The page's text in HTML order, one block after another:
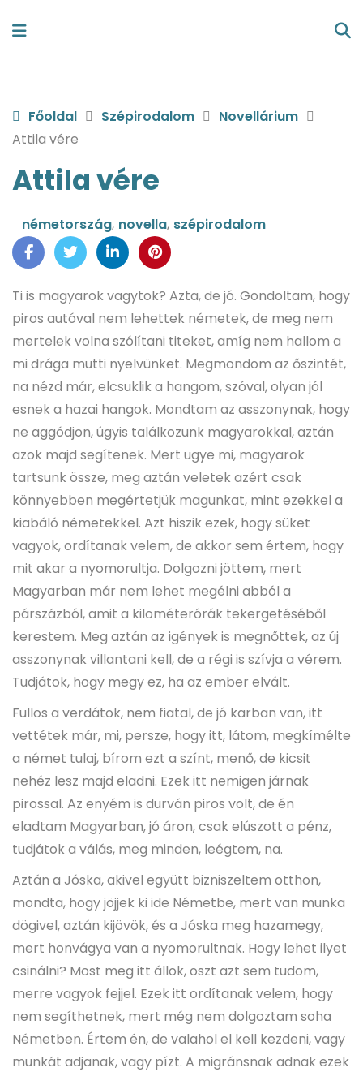
Főoldal Szépirodalom
Novellárium
Attila vére
Attila vére
németország, novella, szépirodalom
Ti is magyarok vagytok? Azta, de jó. Gondoltam, hogy
piros autóval nem lehettek németek, de meg nem
mertelek volna szólítani titeket, amíg nem hallom a
mi drága mutti nyelvünket. Megmondom az őszintét,
na nézd már, elcsuklik a hangom, szóval, olyan jól
esnek a hazai hangok. Mondtam az asszonynak, hogy
ne aggódjon, úgyis találkozunk magyarokkal, aztán
azok majd segítenek. Mert ugye mi, magyarok
tartsunk össze, meg aztán veletek azért csak
könnyebben megértetjük magunkat, mint ezekkel a
kiabáló németekkel. Azt hiszik ezek, hogy süket
vagyok, ordítanak velem, de akkor sem értem, hogy
mit akar a nyomorultja. Dolgozni jöttem, mert
Magyarban már nem lehet megélni abból a
párszázból, amit a kilométerórák tekergetéséből
kerestem. Meg aztán az igények is megnőttek, az új
asszonynak villantani kell, de a régi is szívja a vérem.
Tudjátok, hogy megy ez, ha az ember elvált.
Fullos a verdátok, nem fiatal, de jó karban van, itt
vettétek már, mi, persze, hogy itt, látom, megkímélte
a német tulaj, bírom ezt a színt, menő, de kicsit
nehéz lesz majd eladni. Ezek itt nemigen járnak
pirossal. Az enyém is durván piros volt, de én
eladtam Magyarban, jó áron, csak elúszott a pénz,
tudjátok a válás, meg minden, leégtem, na.
Aztán a Jóska, akivel együtt bizniszeltem otthon,
mondta, hogy jöjjek ki ide Németbe, mert van munka
dögivel, aztán kijövök, és a Jóska meg hazamegy,
mert honvágya van a nyomorultnak. Hogy lehet ilyet
csinálni? Most meg itt állok, oszt azt sem tudom,
merre vagyok fejjel. Ezek itt ordítanak velem, hogy
nem segíthetnek, mert még nem dolgoztam soha
Németben. Értem én, de valahol el kell kezdeni, vagy
munkát adjanak, vagy pízt. A migránsnak adnak ezek